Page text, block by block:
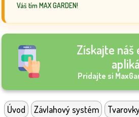
Váš tím MAX GARDEN!
Získajte náš
Pridajte si
Úvod Závlahový systém